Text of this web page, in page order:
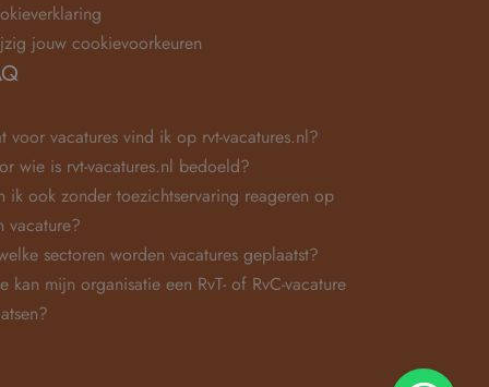
jouw cookievoorkeuren
voor vacatures vind ik op rvt-vacatures.nl?
wie is rvt-vacatures.nl bedoeld?
ik ook zonder toezichtservaring reageren op
vacature?
sectoren worden vacatures geplaatst?
kan mijn organisatie een RvT- of RvC-vacature